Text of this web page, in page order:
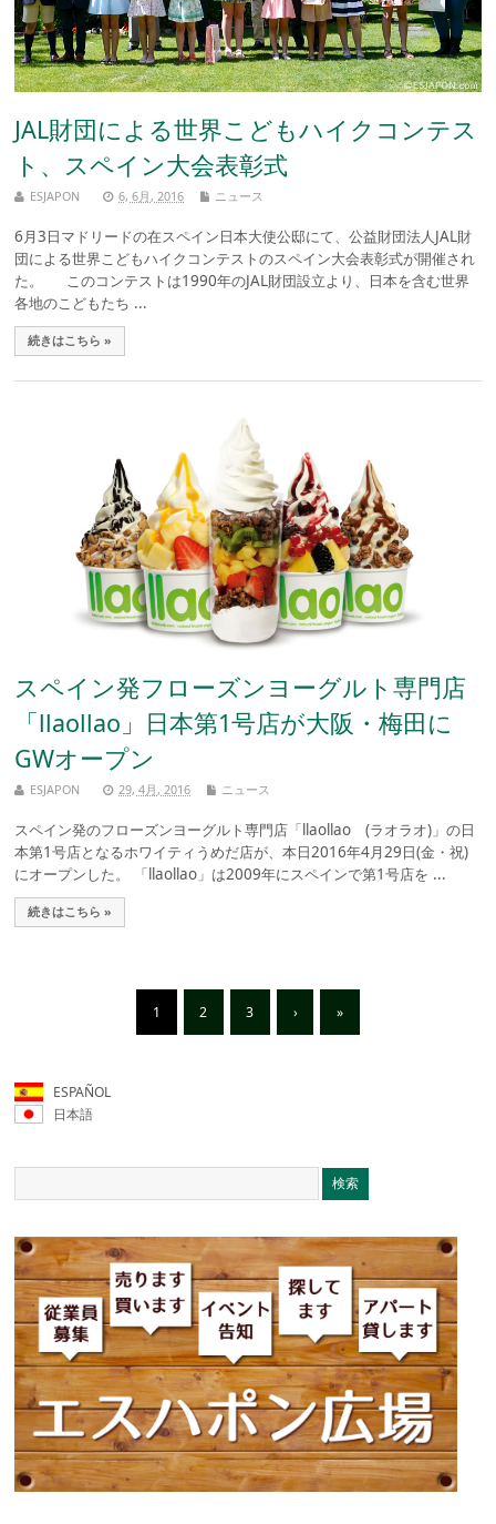
JAL財団による世界こどもハイクコンテス
ト、スペイン大会表彰式
ESJAPON 6, 6月, 2016 ニュース
6月3日マドリードの在スペイン日本大使公邸にて、公益財団法人JAL財
団による世界こどもハイクコンテストのスペイン大会表彰式が開催され
た。 このコンテストは1990年のJAL財団設立より、日本を含む世界
各地のこどもたち ...
続きはこちら »
スペイン発フローズンヨーグルト専門店
「llaollao」日本第1号店が大阪・梅田に
GWオープン
ESJAPON 29, 4月, 2016 ニュース
スペイン発のフローズンヨーグルト専門店「llaollao (ラオラオ)」の日
本第1号店となるホワイティうめだ店が、本日2016年4月29日(金・祝)
にオープンした。 「llaollao」は2009年にスペインで第1号店を ...
続きはこちら »
1 2 3 › »
ESPAÑOL
日本語